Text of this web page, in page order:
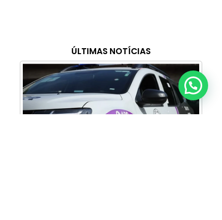
ÚLTIMAS NOTÍCIAS
Anunciar ou recomendar matéria